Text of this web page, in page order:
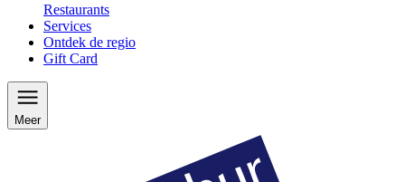
Restaurants
Services
Ontdek de regio
Gift Card
Meer